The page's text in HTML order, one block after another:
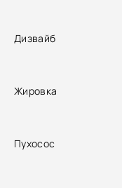
Дизвайб
Жировка
Пухосос